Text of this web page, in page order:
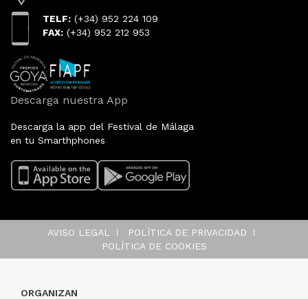
TELF: (+34) 952 224 109
FAX: (+34) 952 212 953
Descarga nuestra App
Descarga la app del Festival de Málaga
en tu Smarthphones
AVISO LEGAL
POLÍTICA DE PRIVACIDAD
POLÍTICA DE COOKIES
ORGANIZAN